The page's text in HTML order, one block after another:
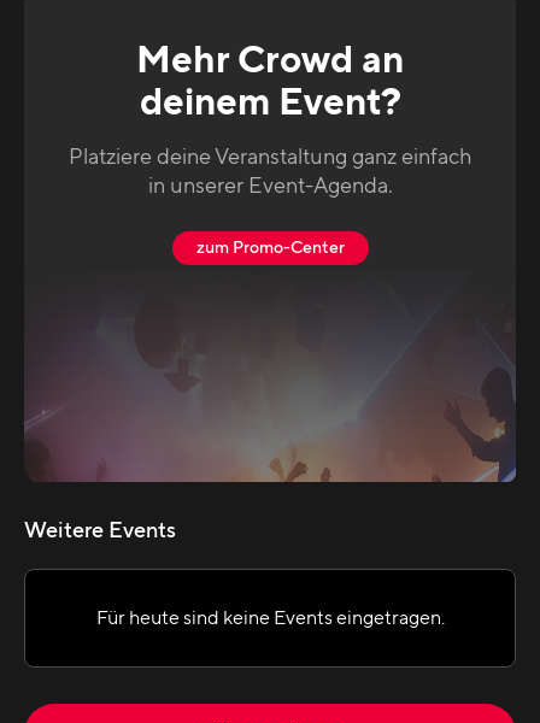
Mehr Crowd an
deinem Event?
Platziere deine Veranstaltung ganz einfach
in unserer Event-Agenda.
zum Promo-Center
Weitere Events
Für heute sind keine Events eingetragen.